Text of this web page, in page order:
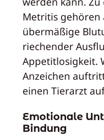
Metritis
übermäßige
riechender
Appetitlosigkeit.
Anzeichen
einen Tierarzt
Emotionale
Bindung